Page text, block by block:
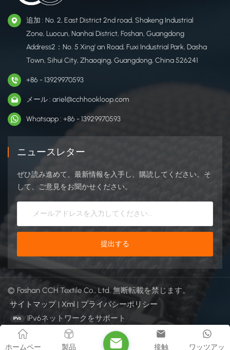
追加 : No. 2, East District 2nd road, Shakeng Industrial
Zone, Luocun, Nanhai District, Foshan, Guangdong
Address2：No. 5 Xing' an Road, Fuxi Industrial Park, Dasha
Town, Sihui City, Zhaoqing, Guangdong, China 526241
+86 - 13929970593
メール : ariel@cchhookloop.com
Whatsapp : +86 - 13929970593
ニュースレター
ぜひ読み進めて、最新情報を入手し、購読してください。そ
して、ご意見をお聞かせください。
© Foshan CCH Textile Co., Ltd. 無断転載を禁じます。
サイトマップ | Xml | プライバシーポリシー
IPv6ネットワークをサポート
ホームペー 製品 ワッツアッ
接触